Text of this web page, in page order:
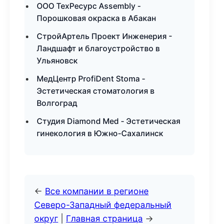
ООО ТехРесурс Assembly -
Порошковая окраска в Абакан
СтройАртель Проект Инженерия -
Ландшафт и благоустройство в
Ульяновск
МедЦентр ProfiDent Stoma -
Эстетическая стоматология в
Волгоград
Студия Diamond Med - Эстетическая
гинекология в Южно-Сахалинск
← Все компании в регионе
Северо-Западный федеральный
округ
Главная страница →